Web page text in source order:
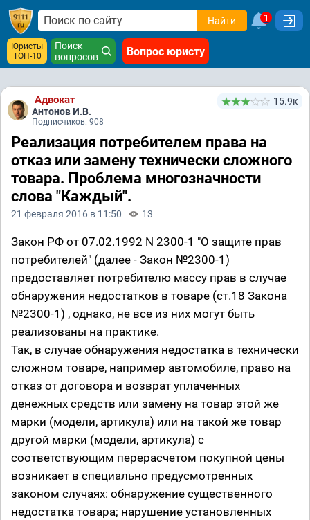
Найти 1
Юристы
ТОП-10
Поиск
вопросов
Вопрос юристу
Адвокат
Антонов И.В.
Подписчиков: 908
15.9к
Реализация потребителем права на
отказ или замену технически сложного
товара. Проблема многозначности
слова "Каждый".
21 февраля 2016 в 11:50 13
Закон РФ от 07.02.1992 N 2300-1 "О защите прав
потребителей" (далее - Закон №2300-1)
предоставляет потребителю массу прав в случае
обнаружения недостатков в товаре (ст.18 Закона
№2300-1) , однако, не все из них могут быть
реализованы на практике.
Так, в случае обнаружения недостатка в технически
сложном товаре, например автомобиле, право на
отказ от договора и возврат уплаченных
денежных средств или замену на товар этой же
марки (модели, артикула) или на такой же товар
другой марки (модели, артикула) с
соответствующим перерасчетом покупной цены
возникает в специально предусмотренных
законом случаях: обнаружение существенного
недостатка товара; нарушение установленных